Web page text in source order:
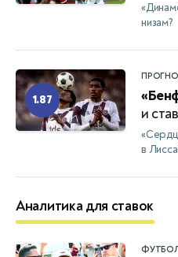
низам?
1.87
и
в
Аналитика для ставок
ФУТБОЛ